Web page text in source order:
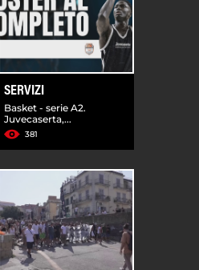
SERVIZI
Basket - serie A2.
Juvecaserta,...
381